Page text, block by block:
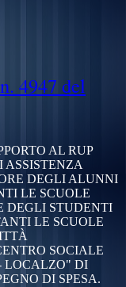
4947 del
AL RUP
DEGLI ALUNNI
LE SCUOLE
DEGLI STUDENTI
LE SCUOLE
SOCIALE
LOCALZO" DI
DI SPESA.